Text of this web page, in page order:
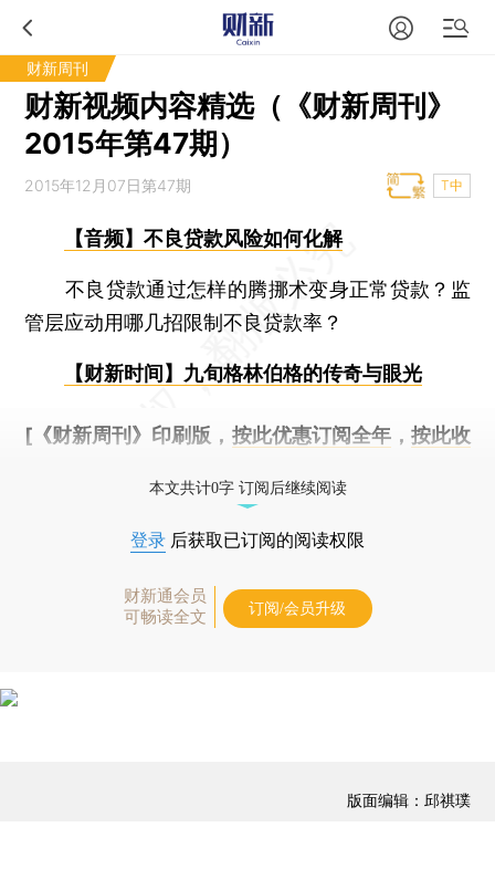
财新周刊
财新视频内容精选（《财新周刊》
2015年第47期）
2015年12月07日第47期 T中
【音频】不良贷款风险如何化解
不良贷款通过怎样的腾挪术变身正常贷款？监
管层应动用哪几招限制不良贷款率？
【财新时间】九旬格林伯格的传奇与眼光
[《财新周刊》印刷版， 按此优惠订阅全年， 按此收
本文共计0字 订阅后继续阅读
登录 后获取已订阅的阅读权限
财新通会员
可畅读全文
订阅/会员升级
版面编辑：邱祺璞